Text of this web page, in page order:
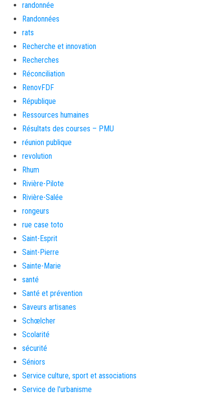
randonnée
Randonnées
rats
Recherche et innovation
Recherches
Réconciliation
RenovFDF
République
Ressources humaines
Résultats des courses – PMU
réunion publique
revolution
Rhum
Rivière-Pilote
Rivière-Salée
rongeurs
rue case toto
Saint-Esprit
Saint-Pierre
Sainte-Marie
santé
Santé et prévention
Saveurs artisanes
Schœlcher
Scolarité
sécurité
Séniors
Service culture, sport et associations
Service de l'urbanisme